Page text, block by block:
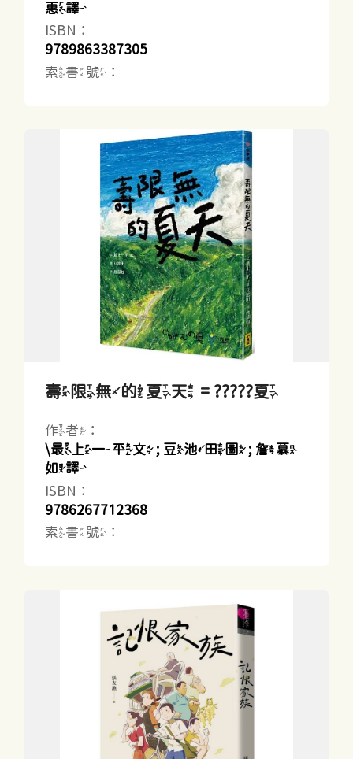
惠譯
ISBN：
9789863387305
索書號：
壽限無的夏天 = ?????夏
作者：
\最上一平文 ; 豆池田圖 ; 詹慕
如譯
ISBN：
9786267712368
索書號：